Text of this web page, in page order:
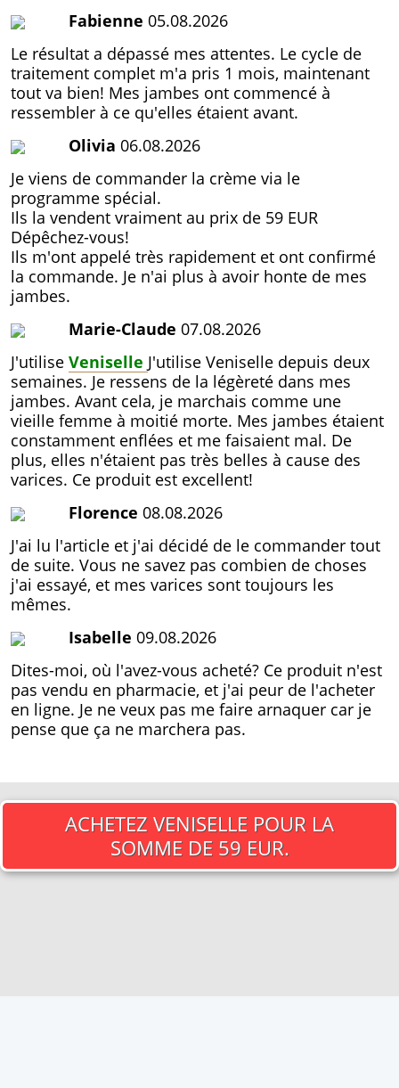
Fabienne 05.08.2026
Le résultat a dépassé mes attentes. Le cycle de
traitement complet m'a pris 1 mois, maintenant
tout va bien! Mes jambes ont commencé à
ressembler à ce qu'elles étaient avant.
Olivia 06.08.2026
Je viens de commander la crème via le
programme spécial.
Ils la vendent vraiment au prix de 59 EUR
Dépêchez-vous!
Ils m'ont appelé très rapidement et ont confirmé
la commande. Je n'ai plus à avoir honte de mes
jambes.
Marie-Claude 07.08.2026
J'utilise Veniselle J'utilise Veniselle depuis deux
semaines. Je ressens de la légèreté dans mes
jambes. Avant cela, je marchais comme une
vieille femme à moitié morte. Mes jambes étaient
constamment enflées et me faisaient mal. De
plus, elles n'étaient pas très belles à cause des
varices. Ce produit est excellent!
Florence 08.08.2026
J'ai lu l'article et j'ai décidé de le commander tout
de suite. Vous ne savez pas combien de choses
j'ai essayé, et mes varices sont toujours les
mêmes.
Isabelle 09.08.2026
Dites-moi, où l'avez-vous acheté? Ce produit n'est
pas vendu en pharmacie, et j'ai peur de l'acheter
en ligne. Je ne veux pas me faire arnaquer car je
pense que ça ne marchera pas.
ACHETEZ VENISELLE POUR LA
SOMME DE 59 EUR.